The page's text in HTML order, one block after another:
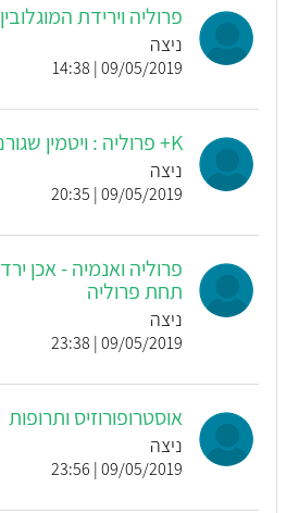
פרוליה וירידת המוגלובין
ניצה
09/05/2019 | 14:38
K+ פרוליה : ויטמין שגורם לאנמיה
ניצה
09/05/2019 | 20:35
תחת פרוליה
ניצה
09/05/2019 | 23:38
אוסטרופורוזיס ותרופות
ניצה
09/05/2019 | 23:56